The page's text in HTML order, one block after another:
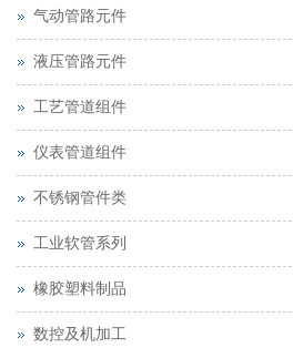
气动管路元件
液压管路元件
工艺管道组件
仪表管道组件
不锈钢管件类
工业软管系列
橡胶塑料制品
数控及机加工